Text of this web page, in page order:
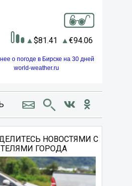
81.41 94.06
о погоде в Бирске на 30 дней
world-weather.ru
НОВОСТЯМИ С
ГОРОДА